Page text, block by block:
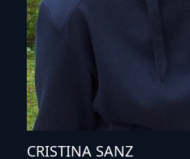
CRISTINA SANZ